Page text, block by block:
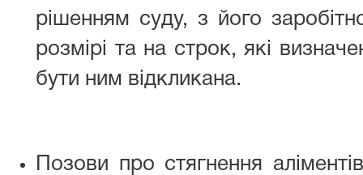
рішенням суду, з його
розмірі та на строк, які
бути ним відкликана.
Позови про стягнення